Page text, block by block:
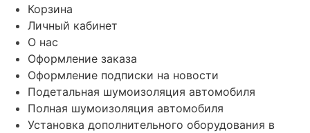
Корзина
Личный кабинет
О нас
Оформление заказа
Оформление подписки на новости
Подетальная шумоизоляция автомобиля
Полная шумоизоляция автомобиля
Установка дополнительного оборудования в